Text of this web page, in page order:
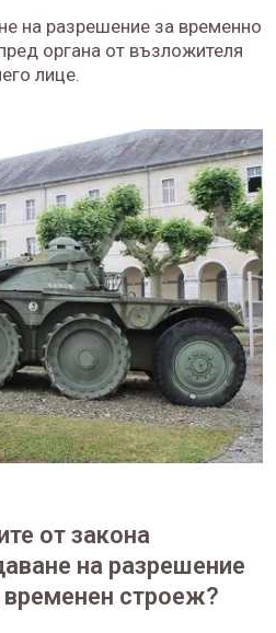
на разрешение за временно
органа от възложителя
лице.
от закона
на разрешение
строеж?